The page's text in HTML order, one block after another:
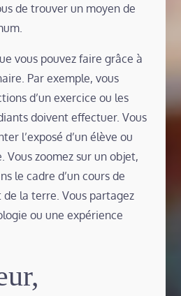
de trouver un moyen de
vous pouvez faire grâce à
Par exemple, vous
d’un exercice ou les
doivent effectuer. Vous
l’exposé d’un élève ou
Vous zoomez sur un objet,
le cadre d’un cours de
de la terre. Vous partagez
ou une expérience